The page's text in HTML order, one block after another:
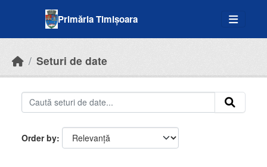
Primăria Timișoara
Seturi de date
Order by